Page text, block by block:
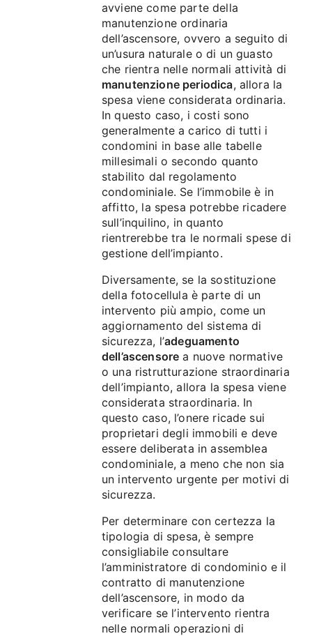
avviene come parte della
manutenzione ordinaria
dell’ascensore, ovvero a seguito di
un’usura naturale o di un guasto
che rientra nelle normali attività di
manutenzione periodica, allora la
spesa viene considerata ordinaria.
In questo caso, i costi sono
generalmente a carico di tutti i
condomini in base alle tabelle
millesimali o secondo quanto
stabilito dal regolamento
condominiale. Se l’immobile è in
affitto, la spesa potrebbe ricadere
sull’inquilino, in quanto
rientrerebbe tra le normali spese di
gestione dell’impianto.
Diversamente, se la sostituzione
della fotocellula è parte di un
intervento più ampio, come un
aggiornamento del sistema di
sicurezza, l’adeguamento
dell’ascensore a nuove normative
o una ristrutturazione straordinaria
dell’impianto, allora la spesa viene
considerata straordinaria. In
questo caso, l’onere ricade sui
proprietari degli immobili e deve
essere deliberata in assemblea
condominiale, a meno che non sia
un intervento urgente per motivi di
sicurezza.
Per determinare con certezza la
tipologia di spesa, è sempre
consigliabile consultare
l’amministratore di condominio e il
contratto di manutenzione
dell’ascensore, in modo da
verificare se l’intervento rientra
nelle normali operazioni di